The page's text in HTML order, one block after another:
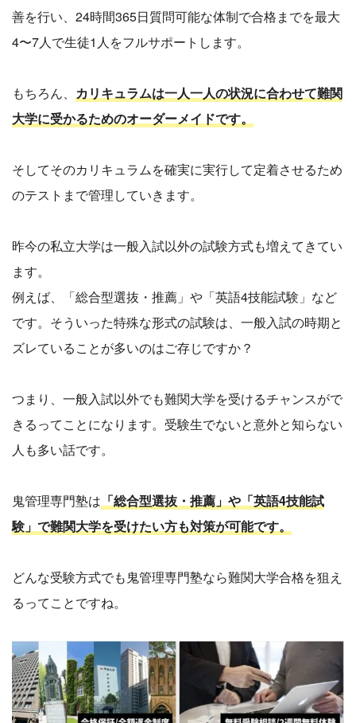
善を行い、24時間365日質問可能な体制で合格までを最大
4〜7人で生徒1人をフルサポートします。
もちろん、 カリキュラムは一人一人の状況に合わせて難関
大学に受かるためのオーダーメイドです。
そしてそのカリキュラムを確実に実行して定着させるため
のテストまで管理していきます。
昨今の私立大学は一般入試以外の試験方式も増えてきてい
ます。
例えば、「総合型選抜・推薦」や「英語4技能試験」など
です。そういった特殊な形式の試験は、一般入試の時期と
ズレていることが多いのはご存じですか？
つまり、一般入試以外でも難関大学を受けるチャンスがで
きるってことになります。受験生でないと意外と知らない
人も多い話です。
鬼管理専門塾は 「総合型選抜・推薦」や「英語4技能試
験」で難関大学を受けたい方も対策が可能です。
どんな受験方式でも鬼管理専門塾なら難関大学合格を狙え
るってことですね。